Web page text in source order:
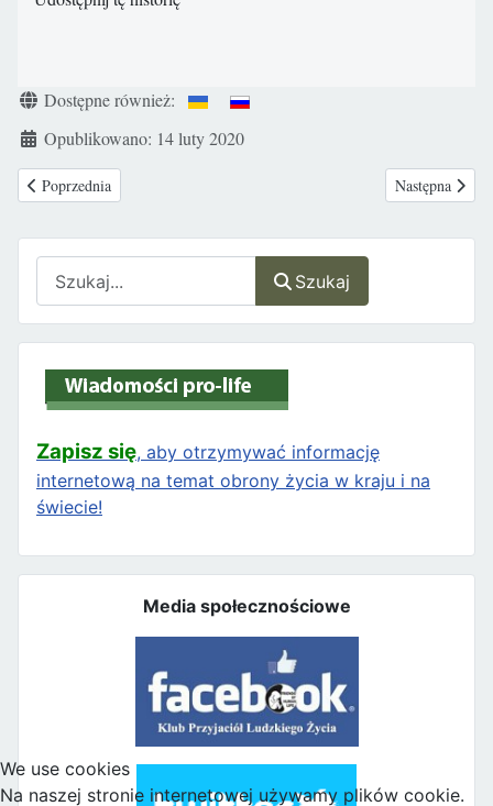
Szukaj
Zapisz się, aby otrzymywać informację
internetową na temat obrony życia w kraju i na
świecie!
Media społecznościowe
Szczegóły
Dostępne również:
Opublikowano: 14 luty 2020
Poprzednia strona: Portugalia: lewicowa większość w parlamencie
Poprzednia Następna
Następna
We use cookies
Na naszej stronie internetowej używamy plików cookie.